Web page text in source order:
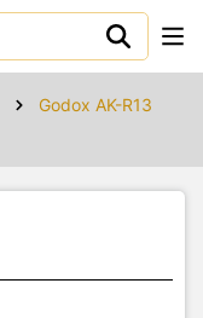
Godox AK-R13